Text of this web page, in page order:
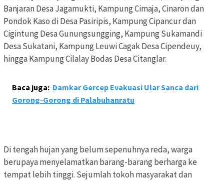
Banjaran Desa Jagamukti, Kampung Cimaja, Cinaron dan
Pondok Kaso di Desa Pasiripis, Kampung Cipancur dan
Cigintung Desa Gunungsungging, Kampung Sukamandi
Desa Sukatani, Kampung Leuwi Cagak Desa Cipendeuy,
hingga Kampung Cilalay Bodas Desa Citanglar.
Baca juga: Damkar Gercep Evakuasi Ular Sanca dari
Gorong-Gorong di Palabuhanratu
Di tengah hujan yang belum sepenuhnya reda, warga
berupaya menyelamatkan barang-barang berharga ke
tempat lebih tinggi. Sejumlah tokoh masyarakat dan